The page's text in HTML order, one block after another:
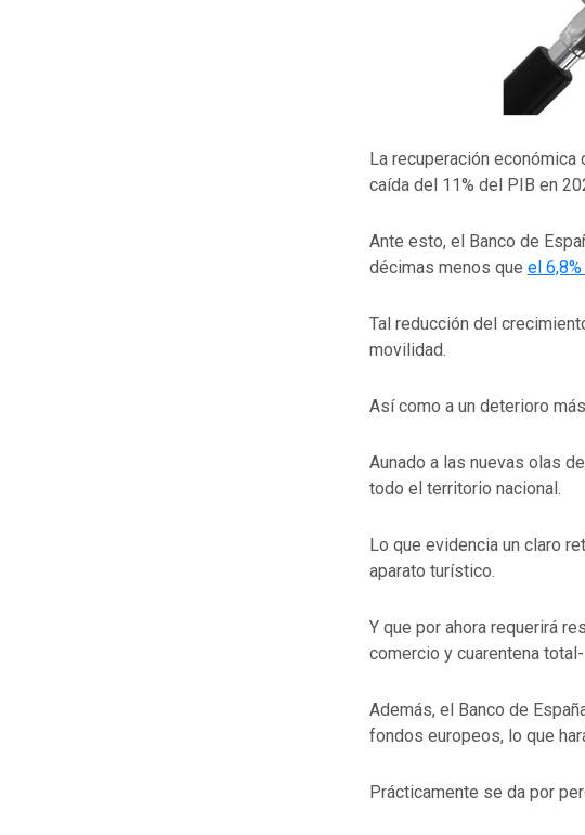
La recuperación económica
caída del 11% del PIB en
Ante esto, el Banco de
décimas menos que el
Tal reducción del
movilidad.
Así como a un deterioro
Aunado a las nuevas olas
todo el territorio nacional.
Lo que evidencia un claro
aparato turístico.
Y que por ahora requerirá
comercio y cuarentena total-
Además, el Banco de
fondos europeos, lo que
Prácticamente se da por